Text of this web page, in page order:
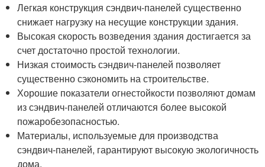
Легкая конструкция сэндвич-панелей существенно
снижает нагрузку на несущие конструкции здания.
Высокая скорость возведения здания достигается за
счет достаточно простой технологии.
Низкая стоимость сэндвич-панелей позволяет
существенно сэкономить на строительстве.
Хорошие показатели огнестойкости позволяют домам
из сэндвич-панелей отличаются более высокой
пожаробезопасностью.
Материалы, используемые для производства
сэндвич-панелей, гарантируют высокую экологичность
дома.